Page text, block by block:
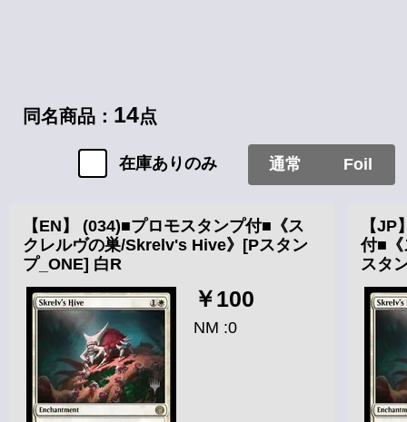
同名商品： 14点
在庫ありのみ 通常 Foil
【EN】 (034)■プロモスタンプ付■《ス
クレルヴの巣/Skrelv's Hive》[Pスタン
プ_ONE] 白R
￥100
NM :0
【
付■
スタ